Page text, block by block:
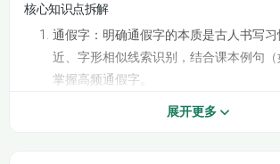
630.11-33 八下 第十
课 小石潭记1
课
632.11-35 八下 第十
核心知识点拆解
通假字：明确通假字的本质是古人书写
近、字形相似线索识别，结合课本例句（
掌握高频通假字。
古今异义：分类解析词义扩大、缩小、转
展开更多